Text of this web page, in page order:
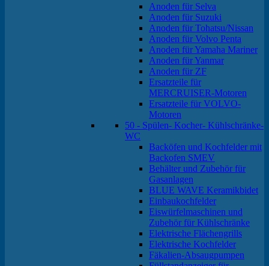
Anoden für Selva
Anoden für Suzuki
Anoden für Tohatsu/Nissan
Anoden für Volvo Penta
Anoden für Yamaha Mariner
Anoden für Yanmar
Anoden für ZF
Ersatzteile für
MERCRUISER-Motoren
Ersatzteile für VOLVO-
Motoren
50 - Spülen- Kocher- Kühlschränke-
WC
Backöfen und Kochfelder mit
Backofen SMEV
Behälter und Zubehör für
Gasanlagen
BLUE WAVE Keramikbidet
Einbaukochfelder
Eiswürfelmaschinen und
Zubehör für Kühlschränke
Elektrische Flächengrills
Elektrische Kochfelder
Fäkalien-Absaugpumpen